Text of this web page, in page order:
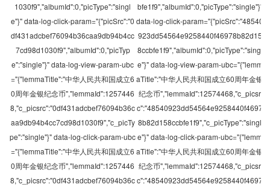
1030f9","albumId":0,"picType":"singl
e"}" data-log-click-param="{"picSrc":"0
df431adcbef76094b36caa9db94b4cc
7cd98d1030f9","albumId":0,"picTyp
e":"single"}" data-log-view-param-ubc
="{"lemmaTitle":"中华人民共和国成立6
0周年金银纪念币","lemmaId":1257446
8,"c_picsrc":"0df431adcbef76094b36c
aa9db94b4cc7cd98d1030f9","c_picTy
pe":"single"}" data-log-click-param-ubc
="{"lemmaTitle":"中华人民共和国成立6
0周年金银纪念币","lemmaId":1257446
8,"c_picsrc":"0df431adcbef76094b36c
bfe1f9","albumId":0,"picType":"single"}"
data-log-click-param="{"picSrc":"48540
923dd54564e9258440f46978b82d15
8ccbfe1f9","albumId":0,"picType":"singl
e"}" data-log-view-param-ubc="{"lemm
aTitle":"中华人民共和国成立60周年金银
纪念币","lemmaId":12574468,"c_picsr
c":"48540923dd54564e9258440f4697
8b82d158ccbfe1f9","c_picType":"singl
e"}" data-log-click-param-ubc="{"lemm
aTitle":"中华人民共和国成立60周年金银
纪念币","lemmaId":12574468,"c_picsr
c":"48540923dd54564e9258440f4697